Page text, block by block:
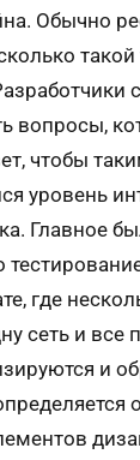
Обычно
такой
вопросы,
чтобы
уровень
Главное
где
сеть и все
и